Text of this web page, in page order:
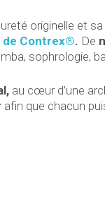
originelle et
de Contrex®. De
sophrologie,
au cœur d’une
afin que chacun